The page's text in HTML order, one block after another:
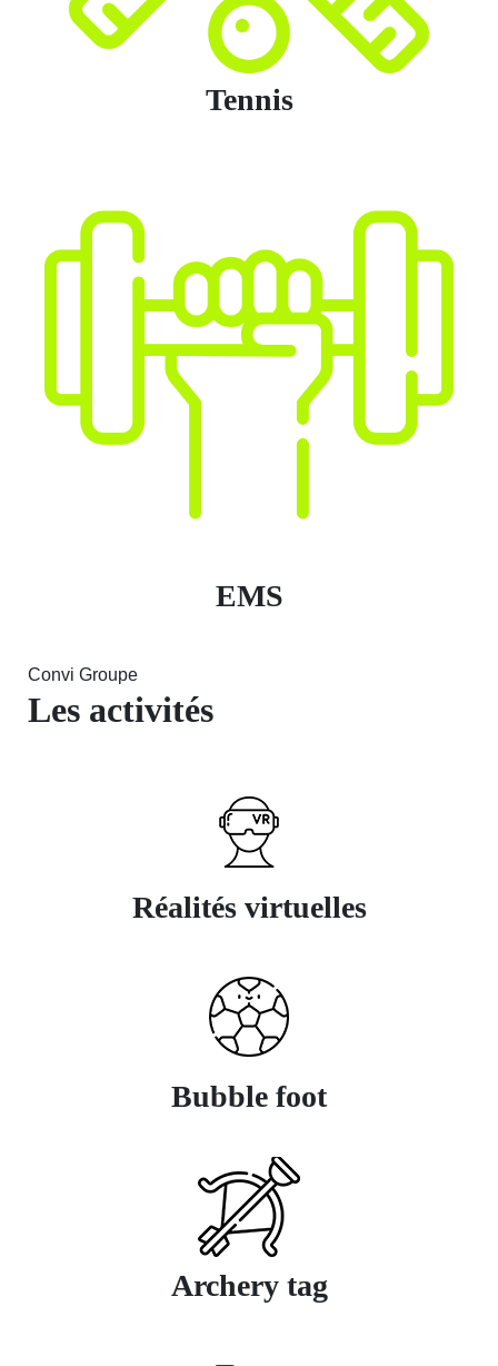
Tennis
EMS
Convi Groupe
Les activités
Réalités virtuelles
Bubble foot
Archery tag